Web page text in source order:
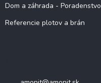
Dom a záhrada - Poradenstvo
Referencie plotov a brán